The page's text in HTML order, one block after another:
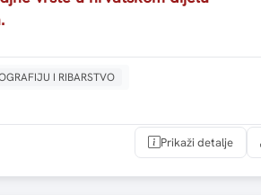
I RIBARSTVO
Prikaži detalje